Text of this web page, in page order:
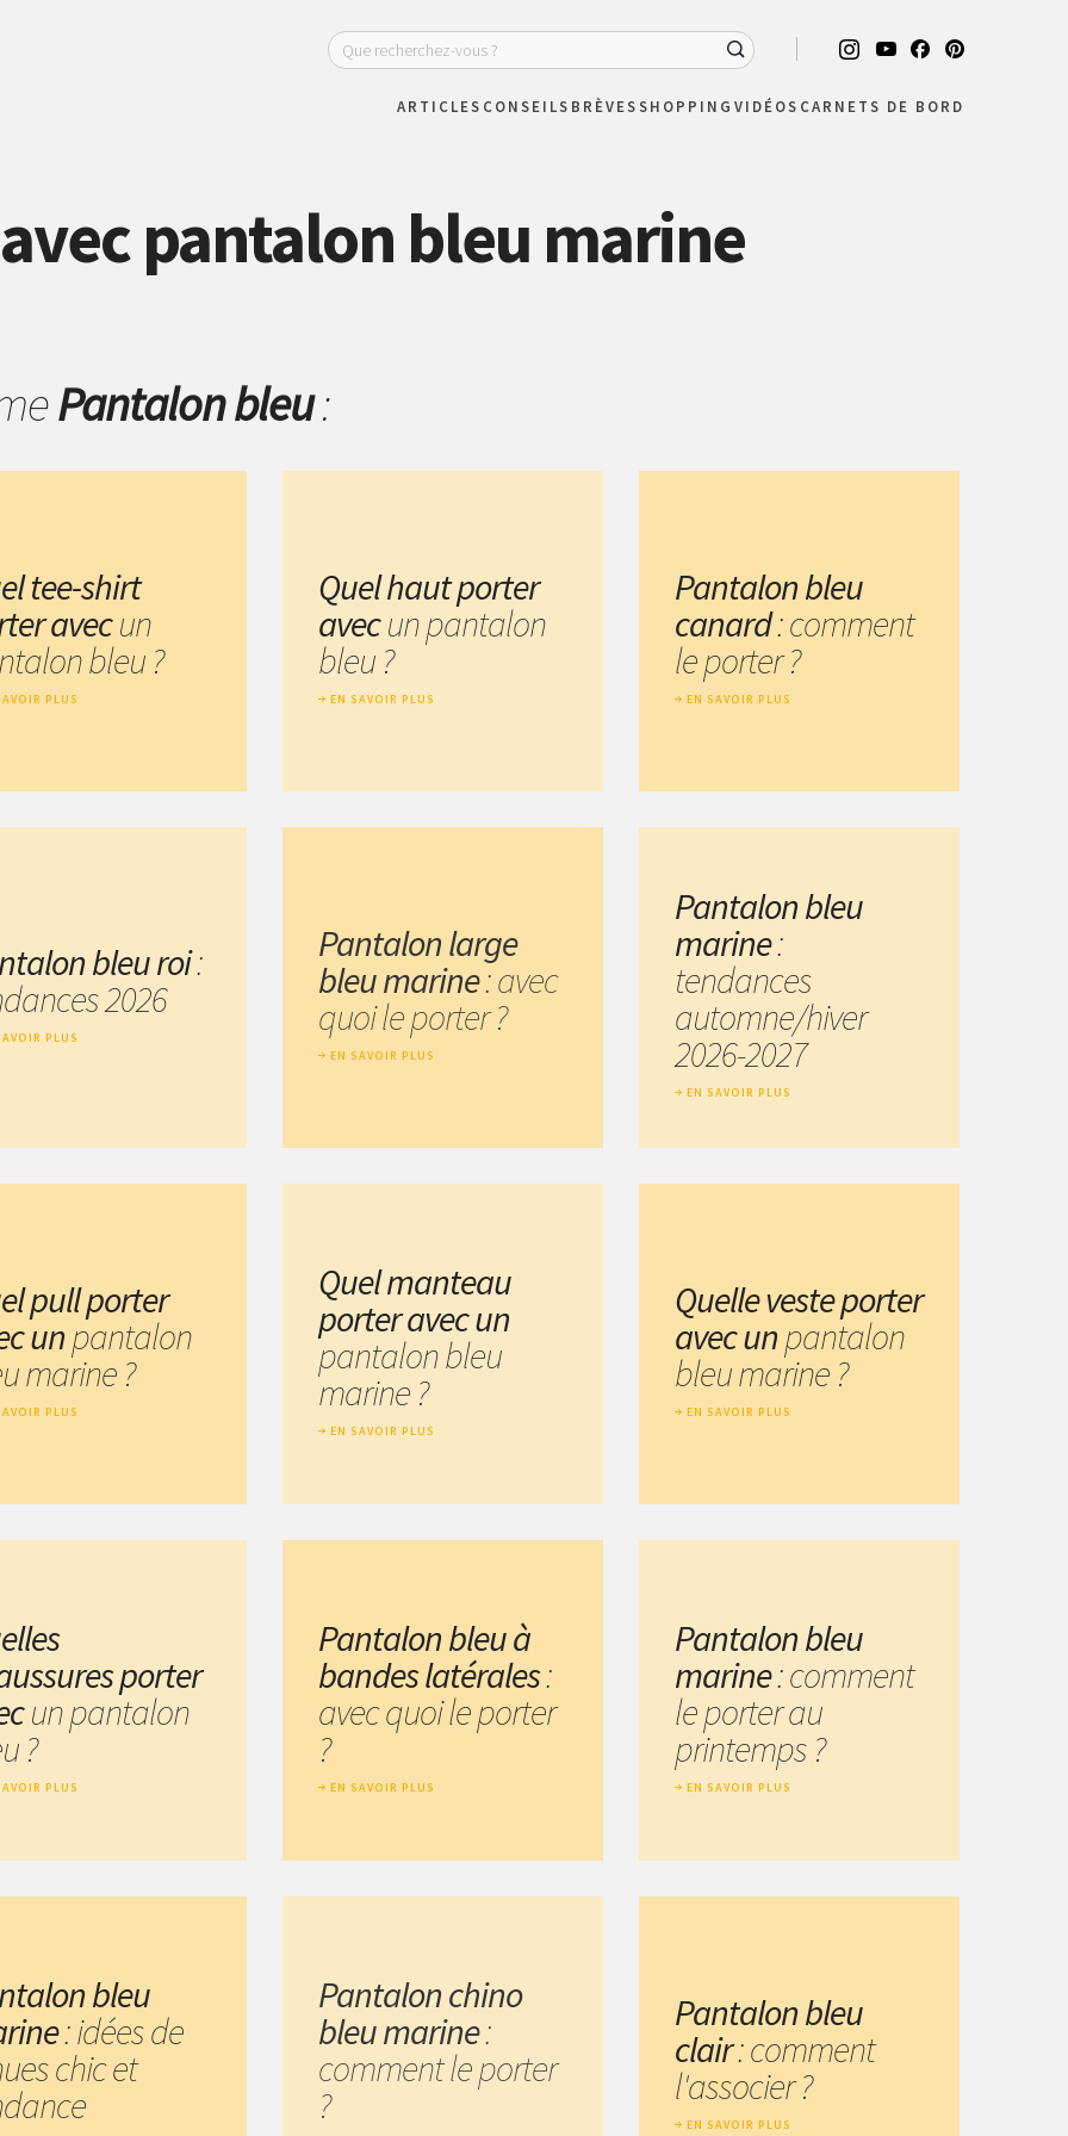
ARTICLES CONSEILS BRÈVESSHOPPING VIDÉOS CARNETS DE BORD
pantalon bleu marine
Pantalon bleu:
tee-shirt
avecun
bleu ?
PLUS
Quel haut porter
avecun pantalon
bleu ?
EN SAVOIR PLUS
Pantalon bleu
canard: comment
le porter ?
EN SAVOIR PLUS
bleu roi:
2026
PLUS
Pantalon large
bleu marine: avec
quoi le porter ?
EN SAVOIR PLUS
Pantalon bleu
marine:
tendances
automne/hiver
2026-2027
EN SAVOIR PLUS
pull porter
unpantalon
marine ?
PLUS
Quel manteau
porter avec un
pantalon bleu
marine ?
EN SAVOIR PLUS
Quelle veste porter
avec unpantalon
bleu marine ?
EN SAVOIR PLUS
porter
un pantalon
?
PLUS
Pantalon bleu à
bandes latérales:
avec quoi le porter
?
EN SAVOIR PLUS
Pantalon bleu
marine: comment
le porter au
printemps ?
EN SAVOIR PLUS
bleu
: idées de
chic et
Pantalon chino
bleu marine:
comment le porter
?
Pantalon bleu
clair: comment
l'associer ?
EN SAVOIR PLUS